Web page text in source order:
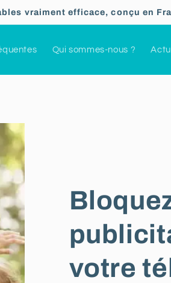
vraiment efficace, conçu en
Qui sommes-nous ?
votre